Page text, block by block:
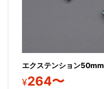
エクステンション50mm
¥264〜